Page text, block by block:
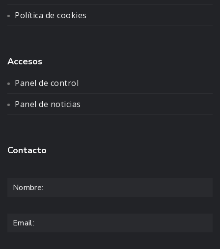
Política de cookies
Accesos
Panel de control
Panel de noticias
Contacto